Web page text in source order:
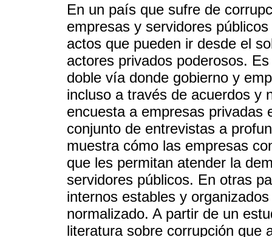
En un país que sufre de
empresas y servidores
actos que pueden ir desde el
actores privados poderosos.
doble vía donde gobierno y
incluso a través de acuerdos y
encuesta a empresas privadas
conjunto de entrevistas a
muestra cómo las empresas
que les permitan atender la
servidores públicos. En otras
internos estables y
normalizado. A partir de un
literatura sobre corrupción que